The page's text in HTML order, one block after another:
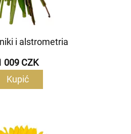
i alstrometria
009 CZK
Kupić